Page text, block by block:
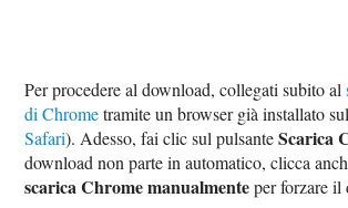
Per procedere al download, collegati subito al
di Chrometramite un browser già installato
Safari). Adesso, fai clic sul pulsanteScarica
download non parte in automatico, clicca
scarica Chrome manualmenteper forzare il